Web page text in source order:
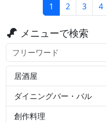
1 2 3 4
メニューで検索
検索ワード
居酒屋
ダイニングバー・バル
創作料理